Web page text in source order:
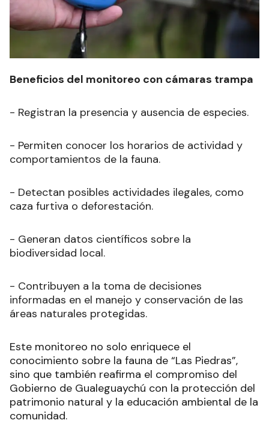
Beneficios del monitoreo con cámaras trampa
- Registran la presencia y ausencia de especies.
- Permiten conocer los horarios de actividad y
comportamientos de la fauna.
- Detectan posibles actividades ilegales, como
caza furtiva o deforestación.
- Generan datos científicos sobre la
biodiversidad local.
- Contribuyen a la toma de decisiones
informadas en el manejo y conservación de las
áreas naturales protegidas.
Este monitoreo no solo enriquece el
conocimiento sobre la fauna de “Las Piedras”,
sino que también reafirma el compromiso del
Gobierno de Gualeguaychú con la protección del
patrimonio natural y la educación ambiental de la
comunidad.